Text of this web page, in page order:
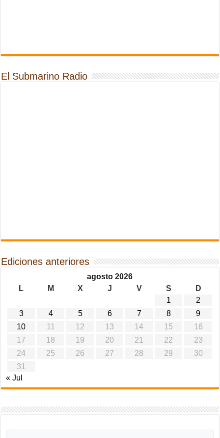
El Submarino Radio
Ediciones anteriores
agosto 2026
L
M X J V S
D
1
2
3
4 5 6 7 8
9
10
11 12 13 14 15
16
17
18 19 20 21 22
23
24
25 26 27 28 29
30
31
« Jul